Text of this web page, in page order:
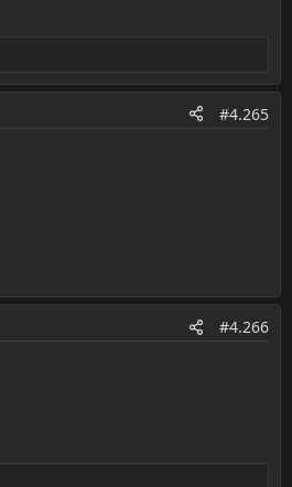
#4.265
#4.266